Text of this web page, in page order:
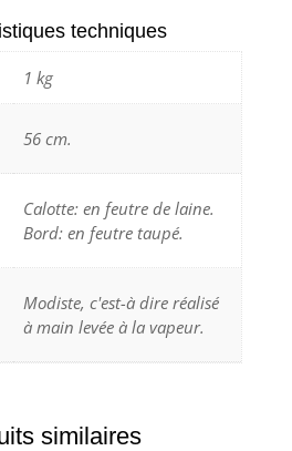
techniques
1 kg
56 cm.
Calotte: en feutre de laine.
Bord: en feutre taupé.
Modiste, c'est-à dire réalisé
à main levée à la vapeur.
similaires